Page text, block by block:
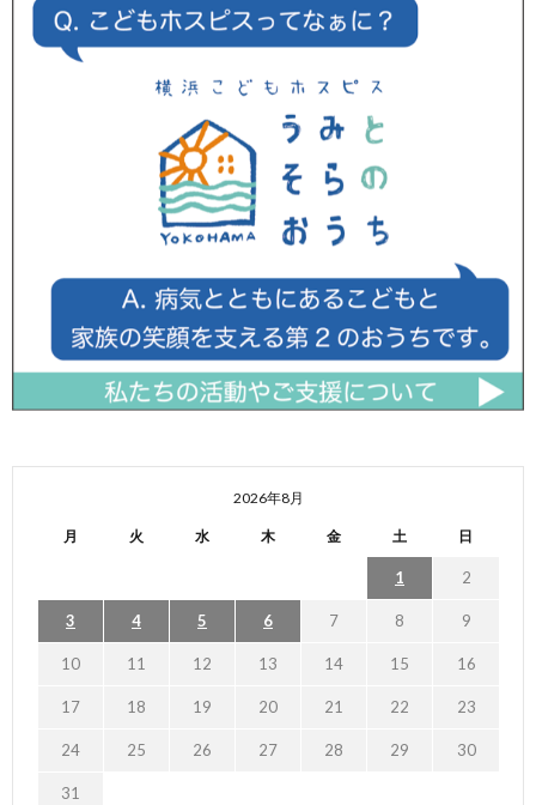
2026年8月
月 火 水 木 金 土 日
1 2
3 4 5 6 7 8 9
10 11 12 13 14 15 16
17 18 19 20 21 22 23
24 25 26 27 28 29 30
31